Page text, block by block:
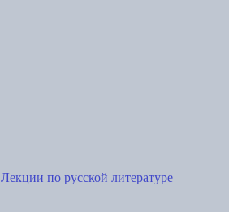
Лекции по русской литературе